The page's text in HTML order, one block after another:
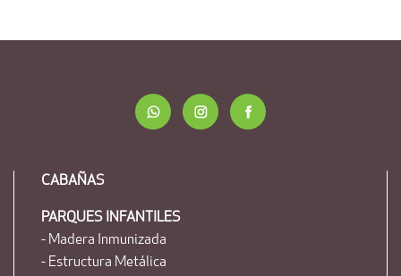
CABAÑAS
PARQUES INFANTILES
- Madera Inmunizada
- Estructura Metálica